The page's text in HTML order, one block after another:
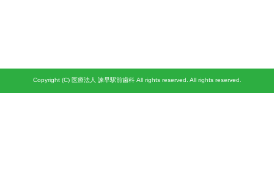
Copyright (C) 医療法人 諫早駅前歯科 All rights reserved. All rights reserved.